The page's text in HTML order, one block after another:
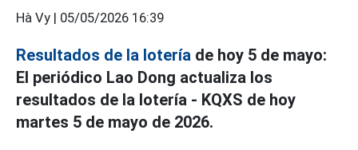
Hà Vy | 05/05/2026 16:39
Resultados de la lotería de hoy 5 de mayo:
El periódico Lao Dong actualiza los
resultados de la lotería - KQXS de hoy
martes 5 de mayo de 2026.